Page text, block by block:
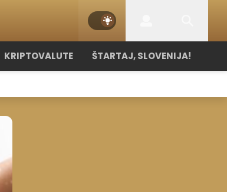
KRIPTOVALUTE ŠTARTAJ, SLOVENIJA!